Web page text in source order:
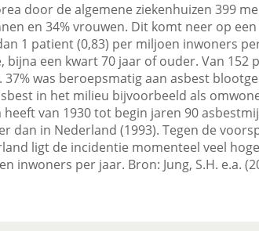
door de algemene ziekenhuizen 399
en 34% vrouwen. Dit komt neer op
1 patient (0,83) per miljoen inwoners
bijna een kwart 70 jaar of ouder. Van 152
was beroepsmatig aan asbest
in het milieu bijvoorbeeld als
van 1930 tot begin jaren 90
dan in Nederland (1993). Tegen de
ligt de incidentie momenteel veel
inwoners per jaar. Bron: Jung, S.H. e.a.